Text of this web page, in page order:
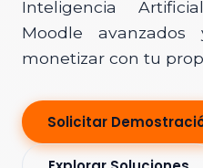
Inteligencia
Moodle
monetizar con tu
Solicitar